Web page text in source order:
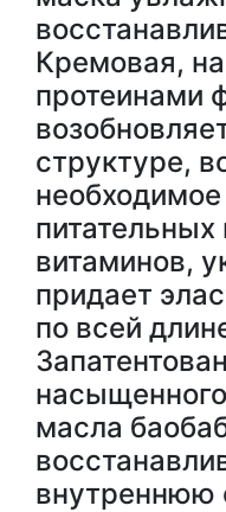
Кремовая,
протеинами
структуре,
питательных
витаминов,
придает
по всей
масла
внутреннюю